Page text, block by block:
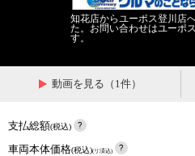
知花店からユーポス登川店
た。お問い合わせはユーポ
す。
動画を見る（1件）
支払総額(税込)
車両本体価格(税込)(リ済込)